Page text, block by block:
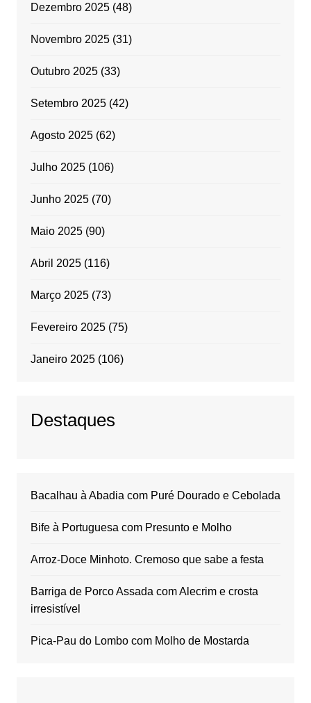
Dezembro 2025(48)
Novembro 2025(31)
Outubro 2025(33)
Setembro 2025(42)
Agosto 2025(62)
Julho 2025(106)
Junho 2025(70)
Maio 2025(90)
Abril 2025(116)
Março 2025(73)
Fevereiro 2025(75)
Janeiro 2025(106)
Destaques
Bacalhau à Abadia com Puré Dourado e Cebolada
Bife à Portuguesa com Presunto e Molho
Arroz-Doce Minhoto. Cremoso que sabe a festa
Barriga de Porco Assada com Alecrim e crosta
irresistível
Pica-Pau do Lombo com Molho de Mostarda